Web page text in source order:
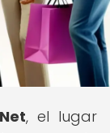
, el lugar